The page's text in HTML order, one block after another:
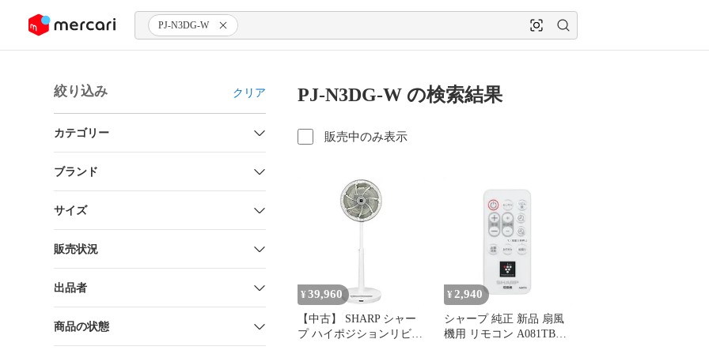
ツにスキップ PJ-N3DG-W
絞り込み クリア
カテゴリー
ブランド
サイズ
販売状況
出品者
商品の状態
PJ-N3DG-W の検索結果
販売中のみ表示
¥ 39,960
【中古】 SHARP シャー
プ ハイポジションリビン
¥ 2,940
シャープ 純正 新品 扇風
機用 リモコン A081TB